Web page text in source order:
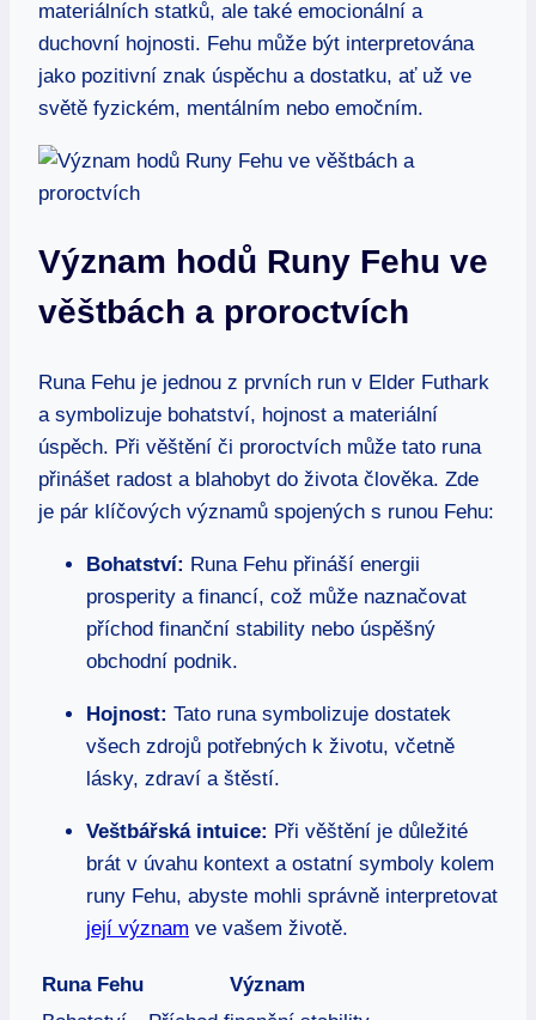
materiálních statků, ale také emocionální a
duchovní hojnosti. Fehu může být interpretována
jako pozitivní znak úspěchu a dostatku, ať už ve
světě fyzickém, mentálním nebo emočním.
Význam hodů Runy Fehu ve
věštbách a proroctvích
Runa Fehu je jednou z prvních run v Elder Futhark
a symbolizuje bohatství, hojnost a materiální
úspěch. Při věštění či proroctvích může tato runa
přinášet radost a blahobyt do života člověka. Zde
je pár klíčových významů spojených s runou Fehu:
Bohatství: Runa Fehu přináší energii
prosperity a financí, což může naznačovat
příchod finanční stability nebo úspěšný
obchodní podnik.
Hojnost: Tato runa symbolizuje dostatek
všech zdrojů potřebných k životu, včetně
lásky, zdraví a štěstí.
Veštbářská intuice: Při věštění je důležité
brát v úvahu kontext a ostatní symboly kolem
runy Fehu, abyste mohli správně interpretovat
její význam ve vašem životě.
Runa Fehu
Význam